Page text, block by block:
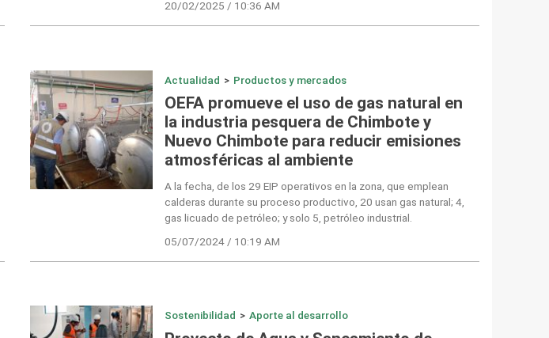
20/02/2025 / 10:36 AM
Actualidad > Productos y mercados
OEFA promueve el uso de gas natural en
la industria pesquera de Chimbote y
Nuevo Chimbote para reducir emisiones
atmosféricas al ambiente
A la fecha, de los 29 EIP operativos en la zona, que emplean
calderas durante su proceso productivo, 20 usan gas natural; 4,
gas licuado de petróleo; y solo 5, petróleo industrial.
05/07/2024 / 10:19 AM
Sostenibilidad > Aporte al desarrollo